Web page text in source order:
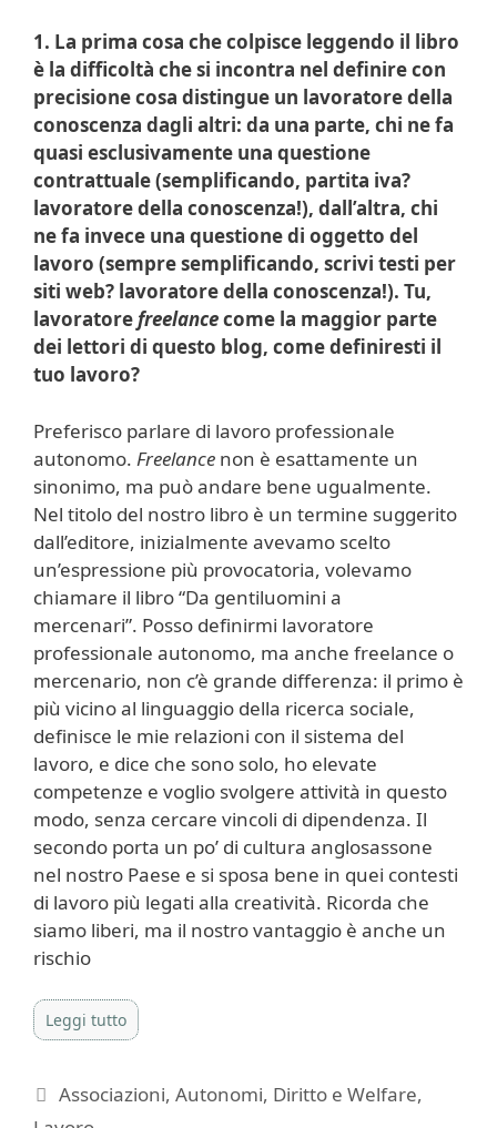
1. La prima cosa che colpisce leggendo il libro
è la difficoltà che si incontra nel definire con
precisione cosa distingue un lavoratore della
conoscenza dagli altri: da una parte, chi ne fa
quasi esclusivamente una questione
contrattuale (semplificando, partita iva?
lavoratore della conoscenza!), dall’altra, chi
ne fa invece una questione di oggetto del
lavoro (sempre semplificando, scrivi testi per
siti web? lavoratore della conoscenza!). Tu,
lavoratorefreelancecome la maggior parte
dei lettori di questo blog, come definiresti il
tuo lavoro?
Preferisco parlare di lavoro professionale
autonomo. Freelance non è esattamente un
sinonimo, ma può andare bene ugualmente.
Nel titolo del nostro libro è un termine suggerito
dall’editore, inizialmente avevamo scelto
un’espressione più provocatoria, volevamo
chiamare il libro “Da gentiluomini a
mercenari”. Posso definirmi lavoratore
professionale autonomo, ma anche freelance o
mercenario, non c’è grande differenza: il primo è
più vicino al linguaggio della ricerca sociale,
definisce le mie relazioni con il sistema del
lavoro, e dice che sono solo, ho elevate
competenze e voglio svolgere attività in questo
modo, senza cercare vincoli di dipendenza. Il
secondo porta un po’ di cultura anglosassone
nel nostro Paese e si sposa bene in quei contesti
di lavoro più legati alla creatività. Ricorda che
siamo liberi, ma il nostro vantaggio è anche un
rischio
Leggi tutto
Categorie
Associazioni,Autonomi, Diritto e Welfare,